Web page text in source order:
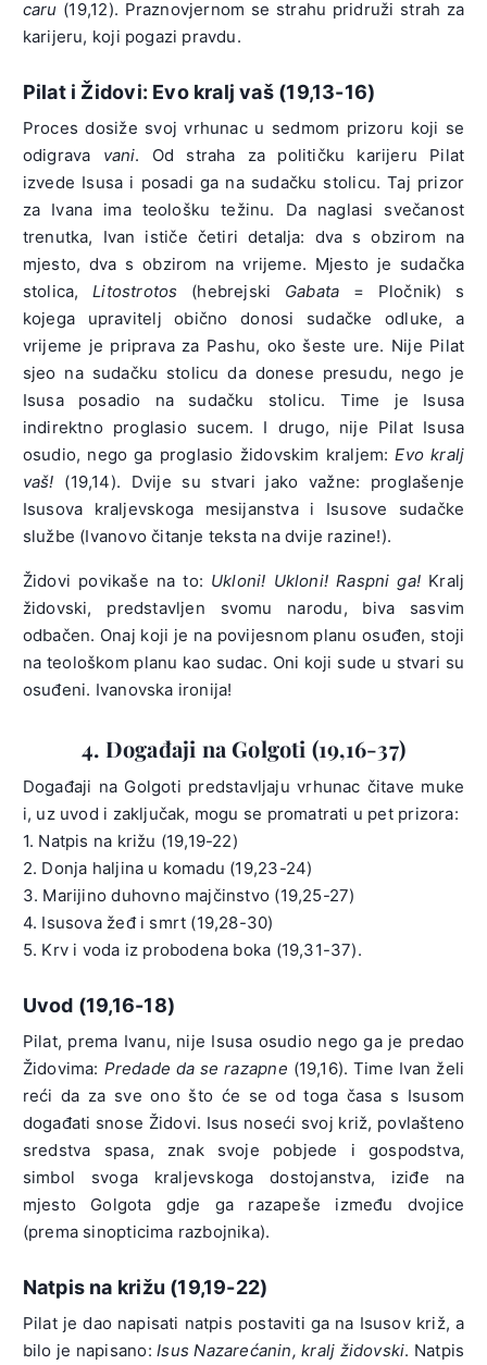
caru (19,12). Praznovjernom se strahu pridruži strah za
karijeru, koji pogazi pravdu.
Pilat i Židovi: Evo kralj vaš (19,13-16)
Proces dosiže svoj vrhunac u sedmom prizoru koji se
odigrava vani. Od straha za političku karijeru Pilat
izvede Isusa i posadi ga na sudačku stolicu. Taj prizor
za Ivana ima teološku težinu. Da naglasi svečanost
trenutka, Ivan ističe četiri detalja: dva s obzirom na
mjesto, dva s obzirom na vrijeme. Mjesto je sudačka
stolica,Litostrotos (hebrejski Gabata = Pločnik) s
kojega upravitelj obično donosi sudačke odluke, a
vrijeme je priprava za Pashu, oko šeste ure. Nije Pilat
sjeo na sudačku stolicu da donese presudu, nego je
Isusa posadio na sudačku stolicu. Time je Isusa
indirektno proglasio sucem. I drugo, nije Pilat Isusa
osudio, nego ga proglasio židovskim kraljem:Evo kralj
vaš! (19,14). Dvije su stvari jako važne: proglašenje
Isusova kraljevskoga mesijanstva i Isusove sudačke
službe (Ivanovo čitanje teksta na dvije razine!).
Židovi povikaše na to: Ukloni! Ukloni! Raspni ga! Kralj
židovski, predstavljen svomu narodu, biva sasvim
odbačen. Onaj koji je na povijesnom planu osuđen, stoji
na teološkom planu kao sudac. Oni koji sude u stvari su
osuđeni. Ivanovska ironija!
4. Događaji na Golgoti (19,16-37)
Događaji na Golgoti predstavljaju vrhunac čitave muke
i, uz uvod i zaključak, mogu se promatrati u pet prizora:
1. Natpis na križu (19,19-22)
2. Donja haljina u komadu (19,23-24)
3. Marijino duhovno majčinstvo (19,25-27)
4. Isusova žeđ i smrt (19,28-30)
5. Krv i voda iz probodena boka (19,31-37).
Uvod (19,16-18)
Pilat, prema Ivanu, nije Isusa osudio nego ga je predao
Židovima: Predade da se razapne (19,16). Time Ivan želi
reći da za sve ono što će se od toga časa s Isusom
događati snose Židovi. Isus noseći svoj križ, povlašteno
sredstva spasa, znak svoje pobjede i gospodstva,
simbol svoga kraljevskoga dostojanstva, iziđe na
mjesto Golgota gdje ga razapeše između dvojice
(prema sinopticima razbojnika).
Natpis na križu (19,19-22)
Pilat je dao napisati natpis postaviti ga na Isusov križ, a
bilo je napisano:Isus Nazarećanin, kralj židovski. Natpis